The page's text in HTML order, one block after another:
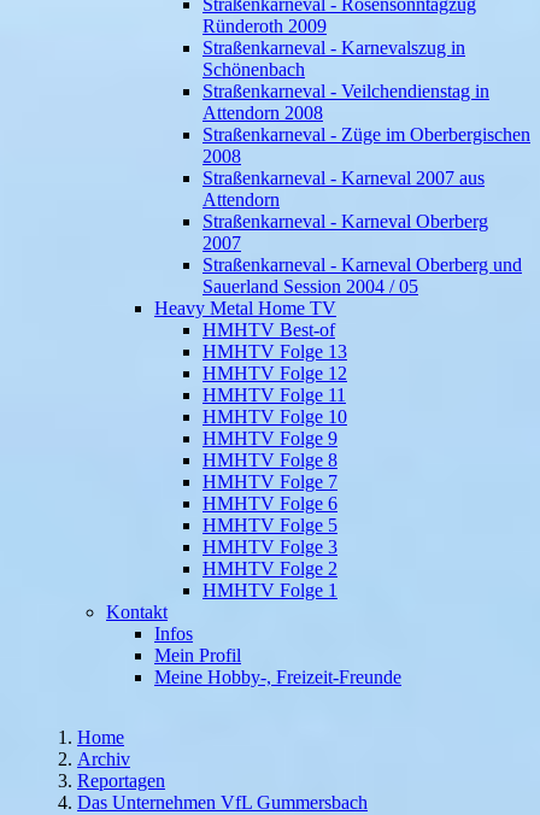
Straßenkarneval - Rosensonntagzug
Ründeroth 2009
Straßenkarneval - Karnevalszug in
Schönenbach
Straßenkarneval - Veilchendienstag in
Attendorn 2008
Straßenkarneval - Züge im Oberbergischen
2008
Straßenkarneval - Karneval 2007 aus
Attendorn
Straßenkarneval - Karneval Oberberg
2007
Straßenkarneval - Karneval Oberberg und
Sauerland Session 2004 / 05
Heavy Metal Home TV
HMHTV Best-of
HMHTV Folge 13
HMHTV Folge 12
HMHTV Folge 11
HMHTV Folge 10
HMHTV Folge 9
HMHTV Folge 8
HMHTV Folge 7
HMHTV Folge 6
HMHTV Folge 5
HMHTV Folge 3
HMHTV Folge 2
HMHTV Folge 1
Kontakt
Infos
Mein Profil
Meine Hobby-, Freizeit-Freunde
Home
Archiv
Reportagen
Das Unternehmen VfL Gummersbach